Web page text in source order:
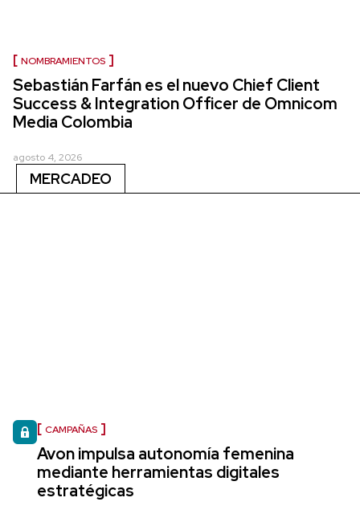
NOMBRAMIENTOS
Sebastián Farfán es el nuevo Chief Client
Success & Integration Officer de Omnicom
Media Colombia
agosto 4, 2026
MERCADEO
CAMPAÑAS
Avon impulsa autonomía femenina
mediante herramientas digitales
estratégicas